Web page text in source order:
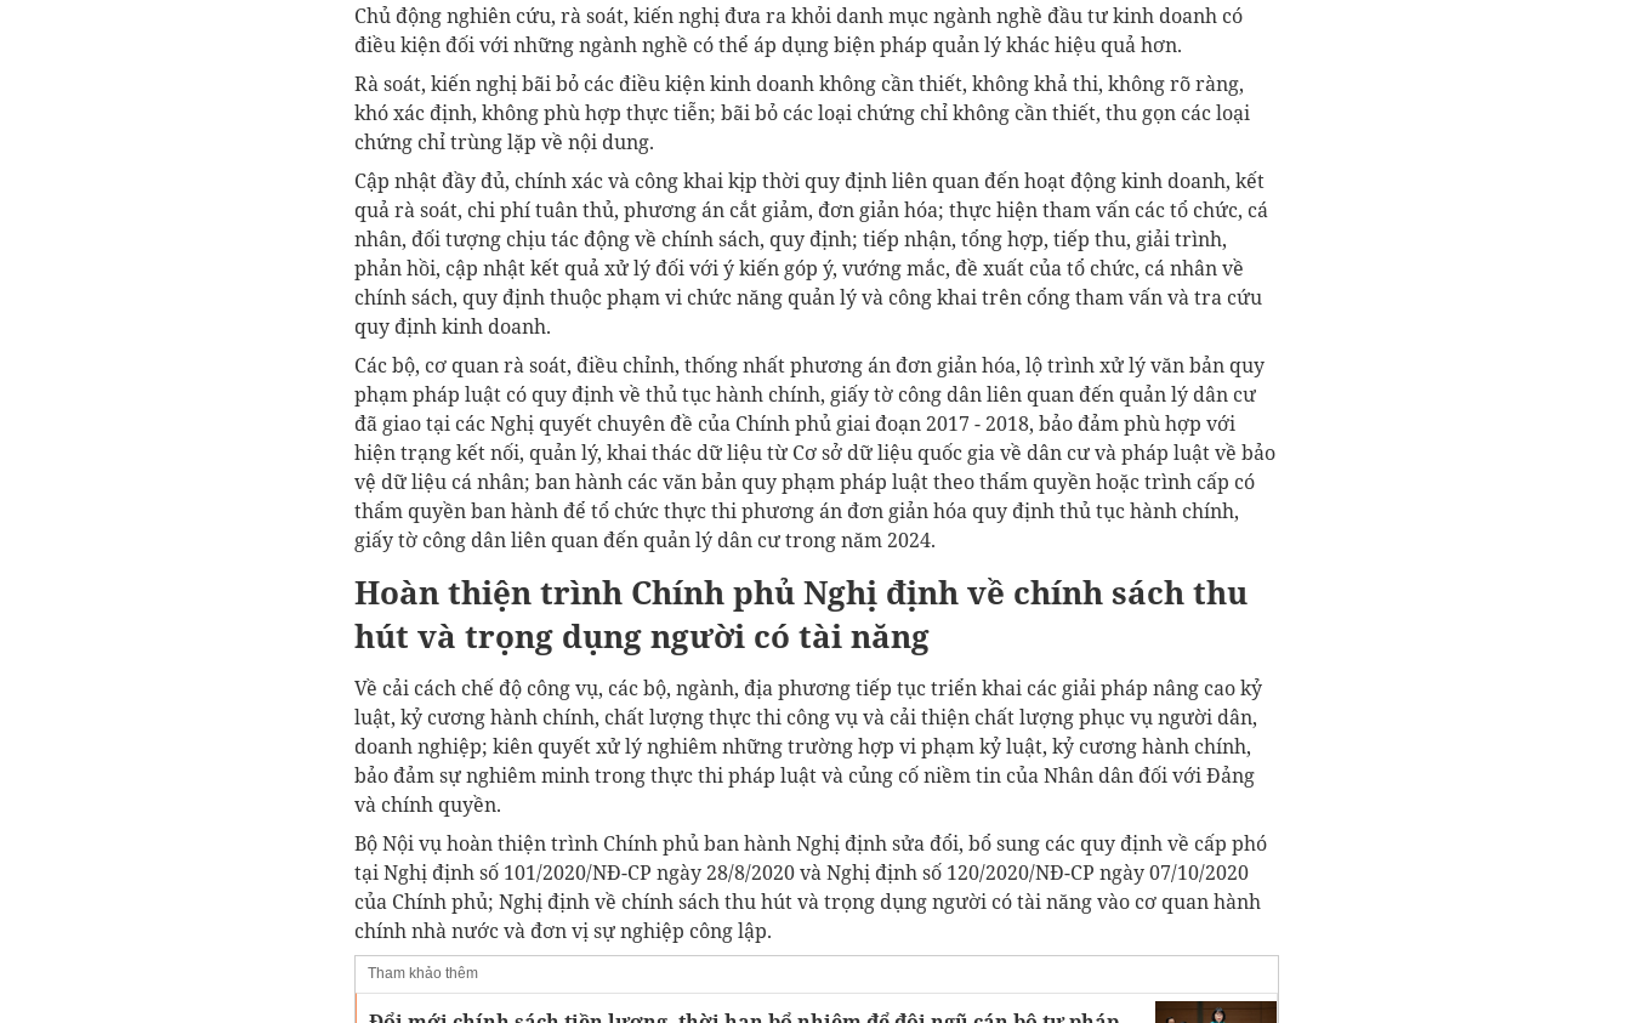
Chủ động nghiên cứu, rà soát, kiến nghị đưa ra khỏi danh mục ngành nghề đầu tư kinh doanh có
điều kiện đối với những ngành nghề có thể áp dụng biện pháp quản lý khác hiệu quả hơn.
Rà soát, kiến nghị bãi bỏ các điều kiện kinh doanh không cần thiết, không khả thi, không rõ ràng,
khó xác định, không phù hợp thực tiễn; bãi bỏ các loại chứng chỉ không cần thiết, thu gọn các loại
chứng chỉ trùng lặp về nội dung.
Cập nhật đầy đủ, chính xác và công khai kịp thời quy định liên quan đến hoạt động kinh doanh, kết
quả rà soát, chi phí tuân thủ, phương án cắt giảm, đơn giản hóa; thực hiện tham vấn các tổ chức, cá
nhân, đối tượng chịu tác động về chính sách, quy định; tiếp nhận, tổng hợp, tiếp thu, giải trình,
phản hồi, cập nhật kết quả xử lý đối với ý kiến góp ý, vướng mắc, đề xuất của tổ chức, cá nhân về
chính sách, quy định thuộc phạm vi chức năng quản lý và công khai trên cổng tham vấn và tra cứu
quy định kinh doanh.
Các bộ, cơ quan rà soát, điều chỉnh, thống nhất phương án đơn giản hóa, lộ trình xử lý văn bản quy
phạm pháp luật có quy định về thủ tục hành chính, giấy tờ công dân liên quan đến quản lý dân cư
đã giao tại các Nghị quyết chuyên đề của Chính phủ giai đoạn 2017 - 2018, bảo đảm phù hợp với
hiện trạng kết nối, quản lý, khai thác dữ liệu từ Cơ sở dữ liệu quốc gia về dân cư và pháp luật về bảo
vệ dữ liệu cá nhân; ban hành các văn bản quy phạm pháp luật theo thẩm quyền hoặc trình cấp có
thẩm quyền ban hành để tổ chức thực thi phương án đơn giản hóa quy định thủ tục hành chính,
giấy tờ công dân liên quan đến quản lý dân cư trong năm 2024.
Hoàn thiện trình Chính phủ Nghị định về chính sách thu
hút và trọng dụng người có tài năng
Về cải cách chế độ công vụ, các bộ, ngành, địa phương tiếp tục triển khai các giải pháp nâng cao kỷ
luật, kỷ cương hành chính, chất lượng thực thi công vụ và cải thiện chất lượng phục vụ người dân,
doanh nghiệp; kiên quyết xử lý nghiêm những trường hợp vi phạm kỷ luật, kỷ cương hành chính,
bảo đảm sự nghiêm minh trong thực thi pháp luật và củng cố niềm tin của Nhân dân đối với Đảng
và chính quyền.
Bộ Nội vụ hoàn thiện trình Chính phủ ban hành Nghị định sửa đổi, bổ sung các quy định về cấp phó
tại Nghị định số 101/2020/NĐ-CP ngày 28/8/2020 và Nghị định số 120/2020/NĐ-CP ngày 07/10/2020
của Chính phủ; Nghị định về chính sách thu hút và trọng dụng người có tài năng vào cơ quan hành
chính nhà nước và đơn vị sự nghiệp công lập.
Tham khảo thêm